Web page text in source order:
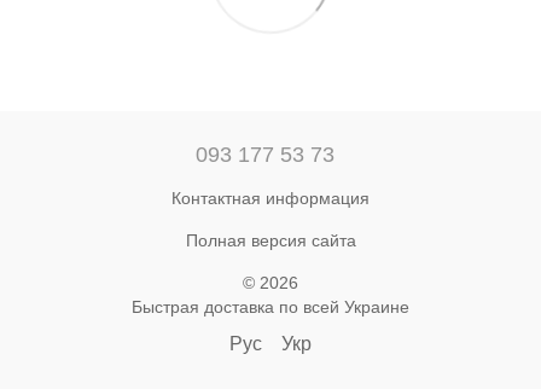
093 177 53 73
Контактная информация
Полная версия сайта
© 2026
Быстрая доставка по всей Украине
Рус Укр